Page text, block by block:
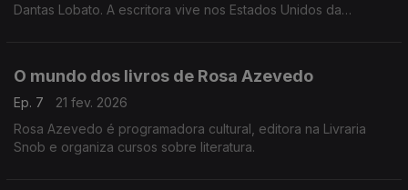
Dantas Lobato. A escritora vive nos Estados Unidos da
O mundo dos livros de Rosa Azevedo
Ep. 7
21 fev. 2026
Rosa Azevedo é programadora cultural, editora na Livraria
Snob e organiza cursos sobre literatura.